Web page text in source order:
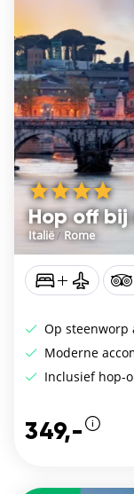
Hop off
Italië/ Rome
Op steenworp
Moderne
Inclusief hop-
349,-